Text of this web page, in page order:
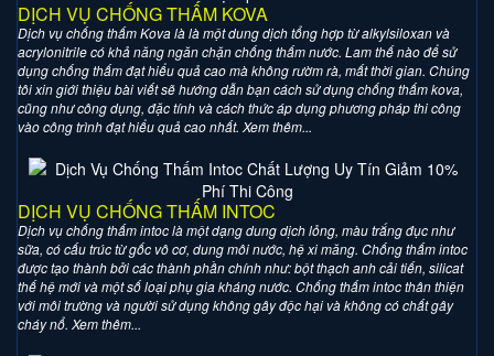
DỊCH VỤ CHỐNG THẤM KOVA
Dịch vụ chống thấm Kova là là một dung dịch tổng hợp từ alkylsiloxan và
acrylonitrile có khả năng ngăn chặn chống thấm nước. Lam thế nào để sử
dụng chống thấm đạt hiểu quả cao mà không rườm rà, mất thời gian. Chúng
tôi xin giới thiệu bài viết sẽ hướng dẫn bạn cách sử dụng chống thấm kova,
cũng như công dụng, đặc tính và cách thức áp dụng phương pháp thi công
vào công trình đạt hiểu quả cao nhất. Xem thêm...
DỊCH VỤ CHỐNG THẤM INTOC
Dịch vụ chống thấm intoc là một dạng dung dịch lỏng, màu trắng đục như
sữa, có cấu trúc từ gốc vô cơ, dung môi nước, hệ xi măng. Chống thấm intoc
được tạo thành bởi các thành phần chính như: bột thạch anh cải tiến, silicat
thế hệ mới và một số loại phụ gia kháng nước. Chống thấm intoc thân thiện
với môi trường và người sử dụng không gây độc hại và không có chất gây
cháy nổ. Xem thêm...